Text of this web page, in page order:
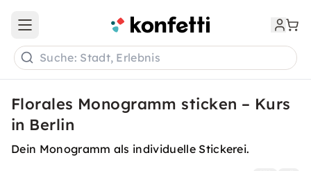
Open main menu
Suche: Stadt, Erlebnis
Florales Monogramm sticken – Kurs
in Berlin
Dein Monogramm als individuelle Stickerei.